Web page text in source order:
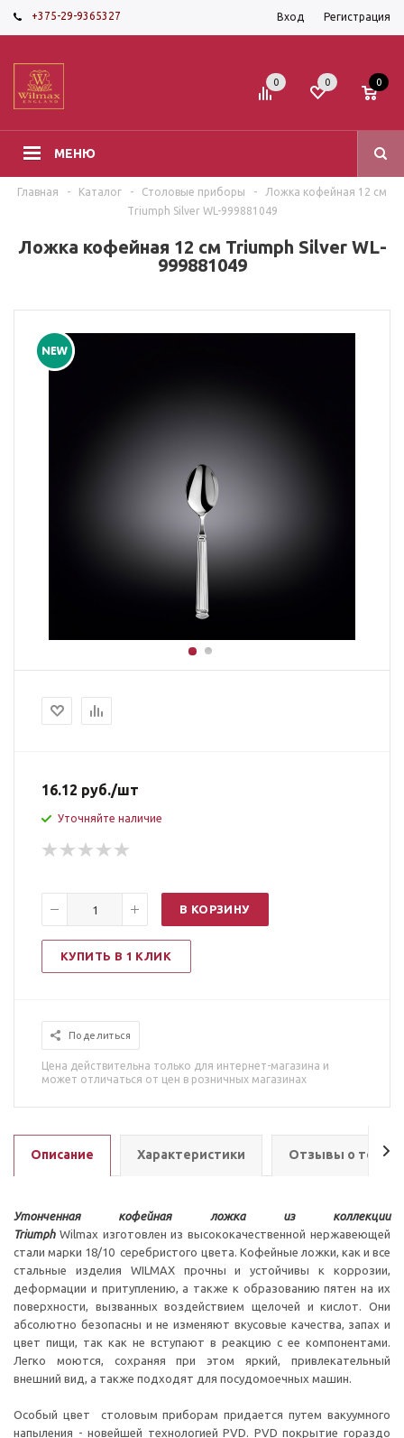
+375-29-9365327 Вход Регистрация
МЕНЮ
0 0 0
Главная - Каталог - Столовые приборы -
Ложка кофейная 12 см
Triumph Silver WL-999881049
Ложка кофейная 12 см Triumph Silver WL-
999881049
16.12 руб./шт
Уточняйте наличие
В КОРЗИНУ
КУПИТЬ В 1 КЛИК
Поделиться
Цена действительна только для интернет-магазина и
может отличаться от цен в розничных магазинах
Описание Характеристики Отзывы о
Утонченная кофейная ложка из коллекции
TriumphWilmax изготовлен из высококачественной нержавеющей
стали марки 18/10 серебристого цвета. Кофейные ложки, как и все
стальные изделия WILMAX прочны и устойчивы к коррозии,
деформации и притуплению, а также к образованию пятен на их
поверхности, вызванных воздействием щелочей и кислот. Они
абсолютно безопасны и не изменяют вкусовые качества, запах и
цвет пищи, так как не вступают в реакцию с ее компонентами.
Легко моются, сохраняя при этом яркий, привлекательный
внешний вид, а также подходят для посудомоечных машин.
Особый цвет столовым приборам придается путем вакуумного
напыления - новейшей технологией PVD. PVD покрытие гораздо